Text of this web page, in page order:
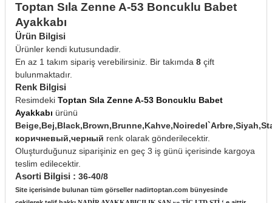
Toptan Sıla Zenne A-53 Boncuklu Babet
Ayakkabı
Ürün Bilgisi
Ürünler kendi kutusundadir.
En az 1 takım sipariş verebilirsiniz. Bir takımda 8 çift
bulunmaktadır.
Renk Bilgisi
Resimdeki Toptan Sıla Zenne A-53 Boncuklu Babet
Ayakkabı ürünü
коричневый,черный renk olarak gönderilecektir.
Oluşturduğunuz siparişiniz en geç 3 iş günü içerisinde kargoya
teslim edilecektir.
Asorti Bilgisi : 36-40/8
Site içerisinde bulunan tüm görseller nadirtoptan.com bünyesinde